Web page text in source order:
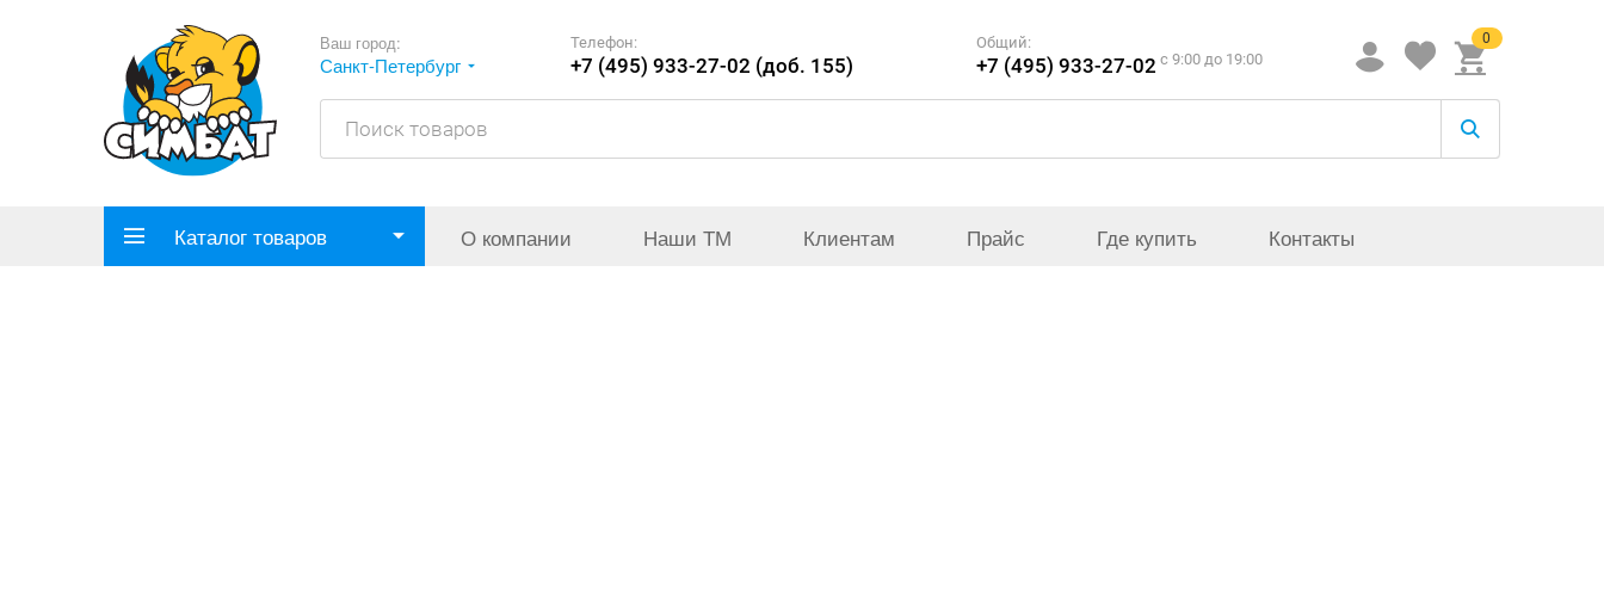
Ваш город:
Санкт-Петербург
Телефон:
+7 (495) 933-27-02 (доб. 155)
Общий:
+7 (495) 933-27-02 c 9:00 до 19:00
0
Каталог товаров О компании Наши ТМ Клиентам Прайс Где купить Контакты